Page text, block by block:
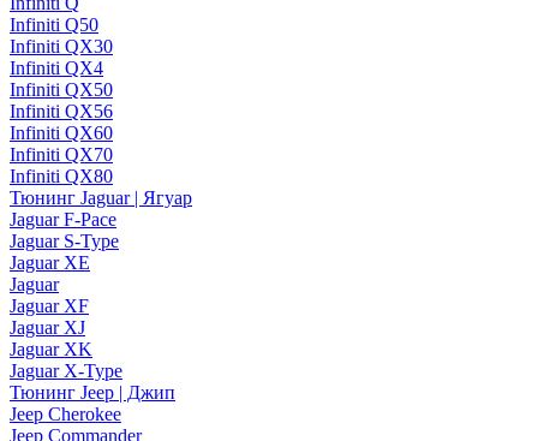
Infiniti Q50
Infiniti QX30
Infiniti QX4
Infiniti QX50
Infiniti QX56
Infiniti QX60
Infiniti QX70
Infiniti QX80
Тюнинг Jaguar | Ягуар
Jaguar F-Pace
Jaguar S-Type
Jaguar XE
Jaguar
Jaguar XF
Jaguar XJ
Jaguar XK
Jaguar X-Type
Тюнинг Jeep | Джип
Jeep Cherokee
Jeep Commander